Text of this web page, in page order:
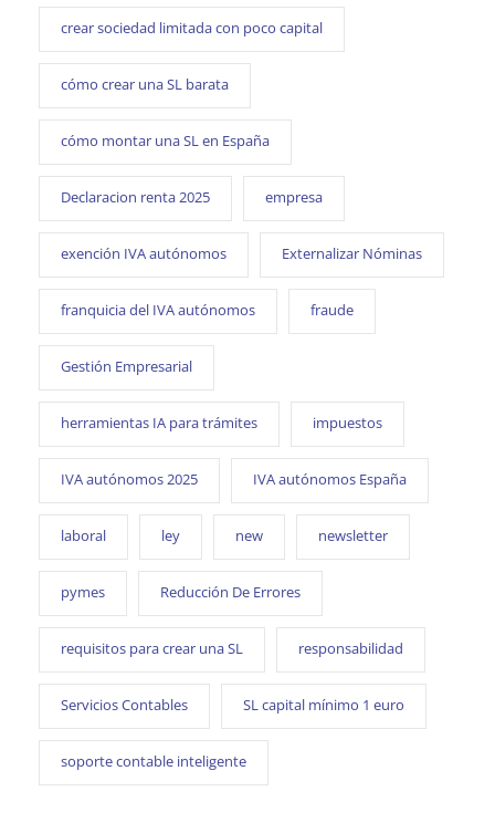
crear sociedad limitada con poco capital
cómo crear una SL barata
cómo montar una SL en España
Declaracion renta 2025 empresa
exención IVA autónomos Externalizar Nóminas
franquicia del IVA autónomos fraude
Gestión Empresarial
herramientas IA para trámites impuestos
IVA autónomos 2025 IVA autónomos España
laboral ley new newsletter
pymes Reducción De Errores
requisitos para crear una SL responsabilidad
Servicios Contables SL capital mínimo 1 euro
soporte contable inteligente